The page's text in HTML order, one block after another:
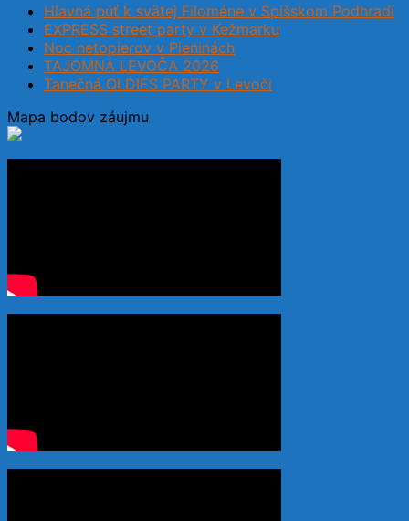
Hlavná púť k svätej Filoméne v Spišskom Podhradí
EXPRESS street party v Kežmarku
Noc netopierov v Pieninách
TAJOMNÁ LEVOČA 2026
Tanečná OLDIES PARTY v Levoči
Mapa bodov záujmu